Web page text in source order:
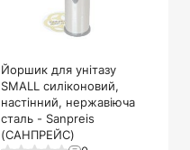
Йоршик для унітазу
SMALL силіконовий,
настінний, нержавіюча
сталь - Sanpreis
(САНПРЕЙС)